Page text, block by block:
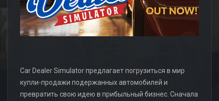
Car Dealer Simulator предлагает погрузиться в мир
купли-продажи подержанных автомобилей и
превратить свою идею в прибыльный бизнес. Сначала